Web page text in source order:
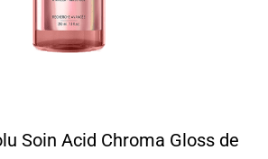
Soin Acid Chroma Gloss de